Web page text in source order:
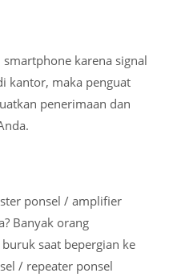
karena signal
kantor, maka penguat
penerimaan dan
ponsel / amplifier
Banyak orang
saat bepergian ke
/ repeater ponsel